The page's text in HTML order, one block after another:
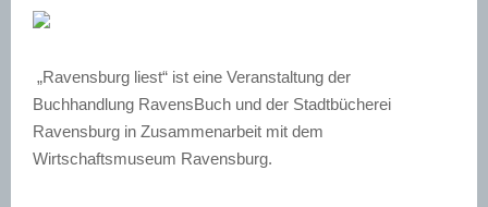
„Ravensburg liest“ ist eine Veranstaltung der
Buchhandlung RavensBuch und der Stadtbücherei
Ravensburg in Zusammenarbeit mit dem
Wirtschaftsmuseum Ravensburg.